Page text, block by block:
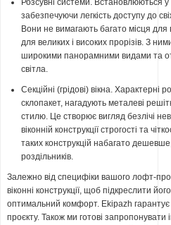
Розсувні системи. Встановлюються у
забезпечуючи легкість доступу до
Вони не вимагають багато місця
для великих і високих прорізів. З
широкими панорамними видами та
світла.
Секційні (грідові) вікна. Характерні
склопакет, нагадують металеві
стилю. Це створює вигляд безлічі
віконній конструкції строгості та
таких конструкцій набагато
роздільників.
Залежно від специфіки вашого лофт-
віконні конструкції, щоб підкреслити
оптимальний комфорт. Ekipazh гарантує
проєкту. Також ми готові